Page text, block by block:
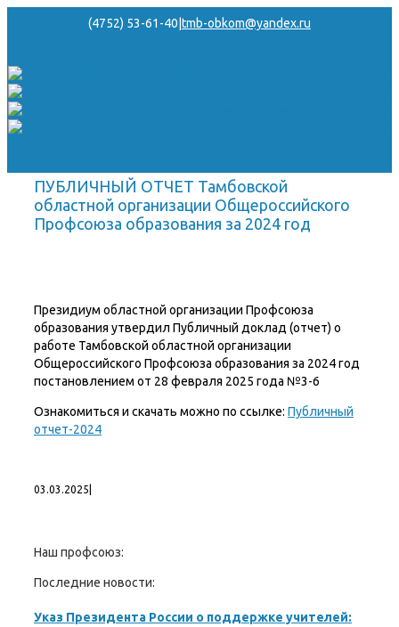
(4752) 53-61-40 tmb-obkom@yandex.ru
ПУБЛИЧНЫЙ ОТЧЕТ Тамбовской
областной организации Общероссийского
Профсоюза образования за 2024 год
Президиум областной организации Профсоюза
образования утвердил Публичный доклад (отчет) о
работе Тамбовской областной организации
Общероссийского Профсоюза образования за 2024 год
постановлением от 28 февраля 2025 года №3-6
Ознакомиться и скачать можно по ссылке: Публичный
отчет-2024
03.03.2025
Наш профсоюз:
Последние новости:
Указ Президента России о поддержке учителей: